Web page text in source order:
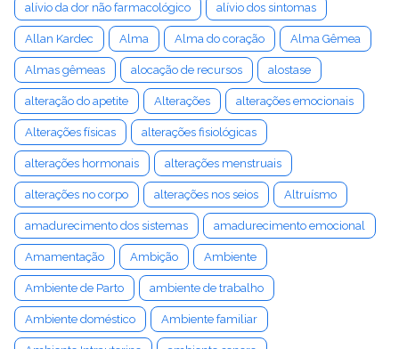
alívio da dor não farmacológico alívio dos sintomas
Allan Kardec Alma Alma do coração Alma Gêmea
Almas gêmeas alocação de recursos alostase
alteração do apetite Alterações alterações emocionais
Alterações físicas alterações fisiológicas
alterações hormonais alterações menstruais
alterações no corpo alterações nos seios Altruísmo
amadurecimento dos sistemas amadurecimento emocional
Amamentação Ambição Ambiente
Ambiente de Parto ambiente de trabalho
Ambiente doméstico Ambiente familiar